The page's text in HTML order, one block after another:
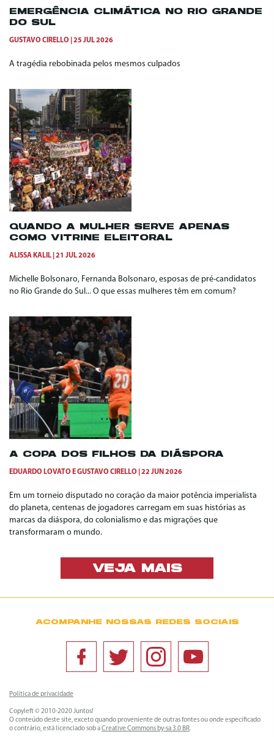
EMERGÊNCIA CLIMÁTICA NO RIO GRANDE
DO SUL
GUSTAVO CIRELLO 25 JUL 2026
A tragédia rebobinada pelos mesmos culpados
QUANDO A MULHER SERVE APENAS
COMO VITRINE ELEITORAL
ALISSA KALIL 21 JUL 2026
Michelle Bolsonaro, Fernanda Bolsonaro, esposas de pré-candidatos
no Rio Grande do Sul... O que essas mulheres têm em comum?
A COPA DOS FILHOS DA DIÁSPORA
EDUARDO LOVATO EGUSTAVO CIRELLO 22 JUN 2026
Em um torneio disputado no coração da maior potência imperialista
do planeta, centenas de jogadores carregam em suas histórias as
marcas da diáspora, do colonialismo e das migrações que
transformaram o mundo.
VEJA MAIS
ACOMPANHE NOSSAS REDES SOCIAIS
Política de privacidade
Copyleft © 2010-2020 Juntos!
O conteúdo deste site, exceto quando proveniente de outras fontes ou onde especificado
o contrário, está licenciado sob aCreative Commons by-sa 3.0 BR.